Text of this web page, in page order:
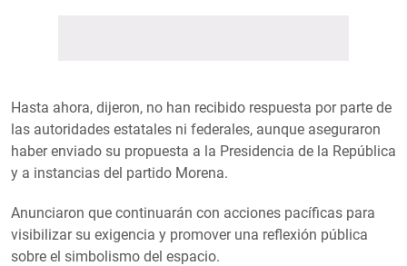
Hasta ahora, dijeron, no han recibido respuesta por parte de
las autoridades estatales ni federales, aunque aseguraron
haber enviado su propuesta a la Presidencia de la República
y a instancias del partido Morena.
Anunciaron que continuarán con acciones pacíficas para
visibilizar su exigencia y promover una reflexión pública
sobre el simbolismo del espacio.